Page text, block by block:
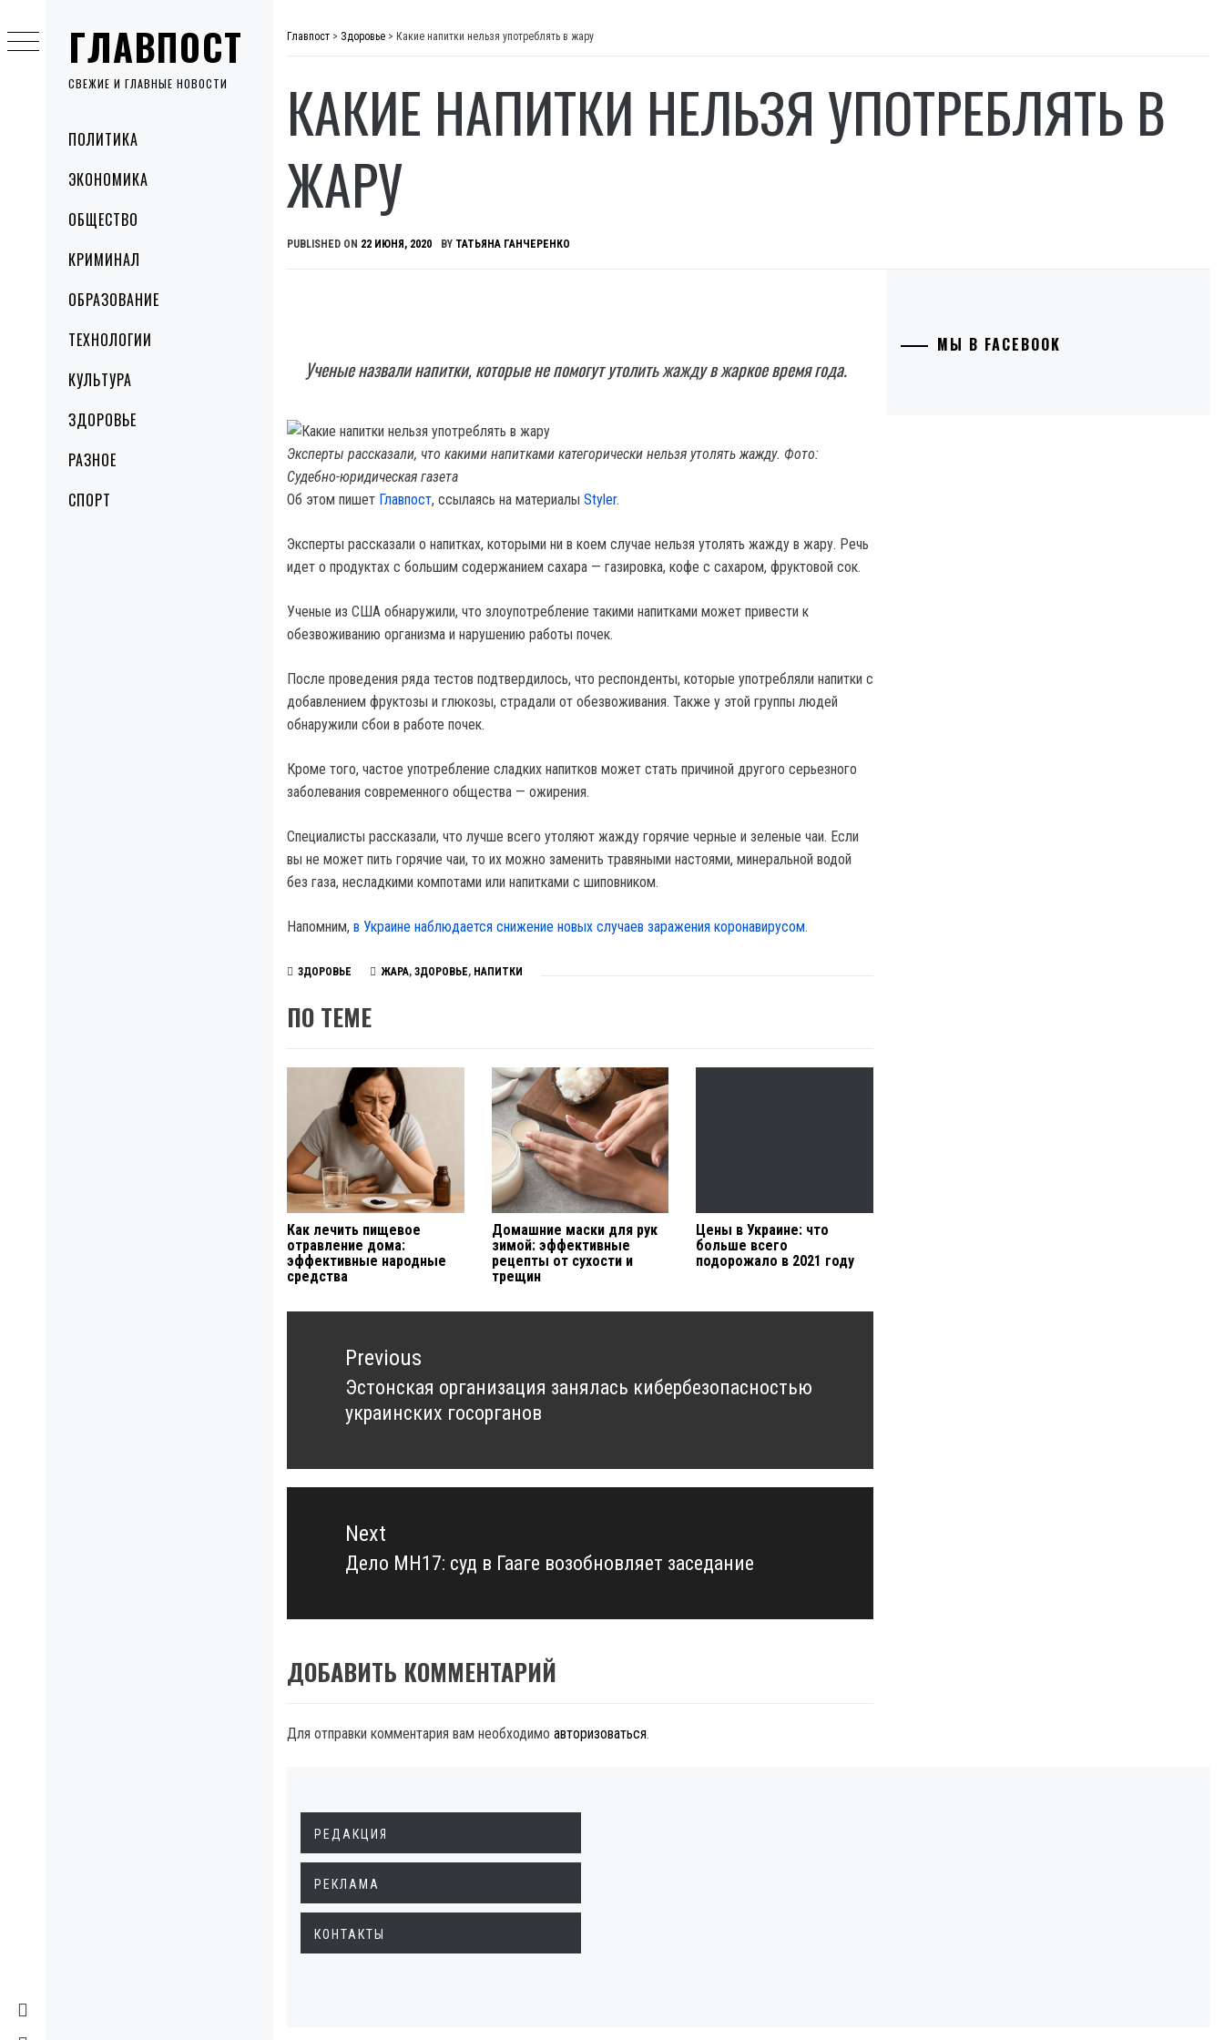
ГЛАВПОСТ
СВЕЖИЕ И ГЛАВНЫЕ НОВОСТИ
MenuПОЛИТИКА
ЭКОНОМИКА
ОБЩЕСТВО
КРИМИНАЛ
ОБРАЗОВАНИЕ
ТЕХНОЛОГИИ
КУЛЬТУРА
ЗДОРОВЬЕ
РАЗНОЕ
СПОРТ
to
content
Главпост > Здоровье > Какие напитки нельзя употреблять в жару
КАКИЕ НАПИТКИ НЕЛЬЗЯ УПОТРЕБЛЯТЬ В
ЖАРУ
PUBLISHED ON 22 ИЮНЯ, 2020 BY ТАТЬЯНА ГАНЧЕРЕНКО
Ученые назвали напитки, которые не помогут утолить жажду в жаркое время года.
Эксперты рассказали, что какими напитками категорически нельзя утолять жажду. Фото:
Судебно-юридическая газета
Об этом пишет Главпост, ссылаясь на материалы Styler.
Эксперты рассказали о напитках, которыми ни в коем случае нельзя утолять жажду в жару. Речь
идет о продуктах с большим содержанием сахара — газировка, кофе с сахаром, фруктовой сок.
Ученые из США обнаружили, что злоупотребление такими напитками может привести к
обезвоживанию организма и нарушению работы почек.
После проведения ряда тестов подтвердилось, что респонденты, которые употребляли напитки с
добавлением фруктозы и глюкозы, страдали от обезвоживания. Также у этой группы людей
обнаружили сбои в работе почек.
Кроме того, частое употребление сладких напитков может стать причиной другого серьезного
заболевания современного общества — ожирения.
Специалисты рассказали, что лучше всего утоляют жажду горячие черные и зеленые чаи. Если
вы не может пить горячие чаи, то их можно заменить травяными настоями, минеральной водой
без газа, несладкими компотами или напитками с шиповником.
Напомним, в Украине наблюдается снижение новых случаев заражения коронавирусом.
ЗДОРОВЬЕ ЖАРА, ЗДОРОВЬЕ, НАПИТКИ
ПО ТЕМЕ
Как лечить пищевое
отравление дома:
эффективные народные
средства
Домашние маски для рук
зимой: эффективные
рецепты от сухости и
трещин
Цены в Украине: что
больше всего
подорожало в 2021 году
Навигация
записямPrevious
Previous
post:
Эстонская организация занялась кибербезопасностью
украинских госорганов
Next
Next
Дело МН17: суд в Гааге возобновляет заседание
ДОБАВИТЬ КОММЕНТАРИЙ
Для отправки комментария вам необходимо авторизоваться.
МЫ В FACEBOOK
РЕДАКЦИЯ
РЕКЛАМА
КОНТАКТЫ